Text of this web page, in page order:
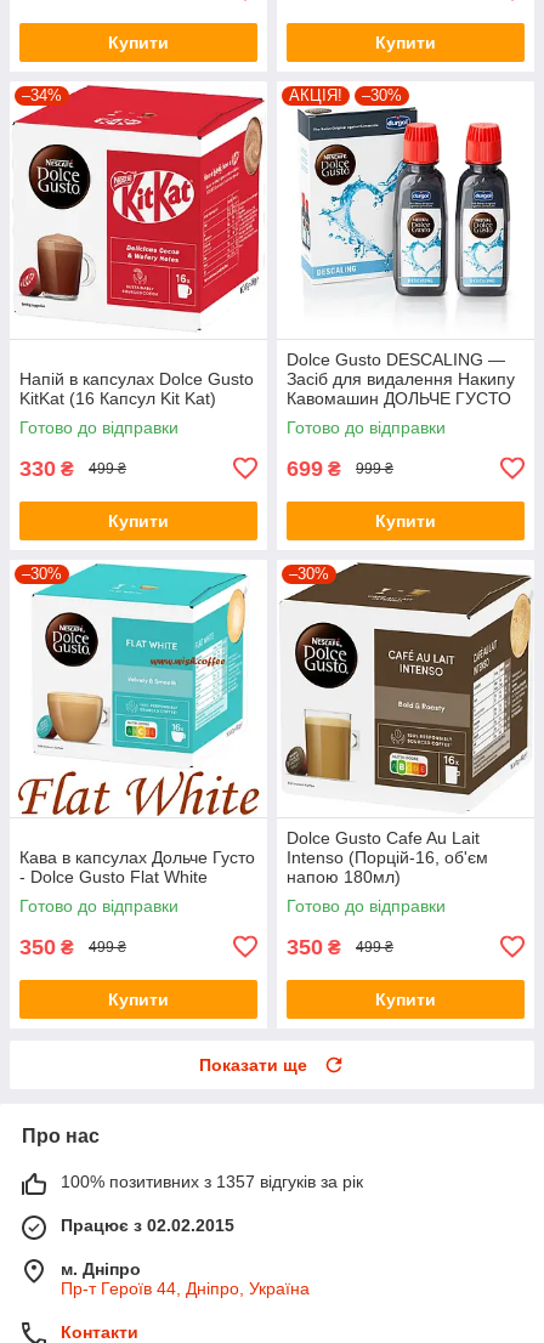
Купити Купити
–34%
Напій в капсулах Dolce Gusto
KitKat (16 Капсул Kit Kat)
Готово до відправки
330 ₴ 499 ₴
Купити
АКЦІЯ! –30%
Dolce Gusto DESCALING —
Засіб для видалення Накипу
Кавомашин ДОЛЬЧЕ ГУСТО
(1 пачка = 2 флакони = 2
очищення)
Готово до відправки
699 ₴ 999 ₴
Купити
–30%
Кава в капсулах Дольче Густо
- Dolce Gusto Flat White
Готово до відправки
350 ₴ 499 ₴
Купити
–30%
Dolce Gusto Cafe Au Lait
Intenso (Порцій-16, об'єм
напою 180мл)
Готово до відправки
350 ₴ 499 ₴
Купити
Показати ще
Про нас
100% позитивних з 1357 відгуків за рік
Працює з 02.02.2015
м. Дніпро
Пр-т Героїв 44, Дніпро, Україна
Контакти